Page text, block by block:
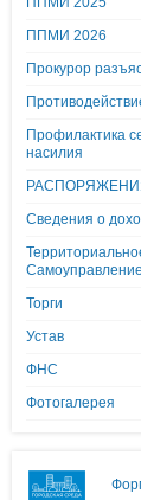
ППМИ 2026
Прокурор
Профилактика
насилия
Сведения о
Торги
Устав
ФНС
Фотогалерея